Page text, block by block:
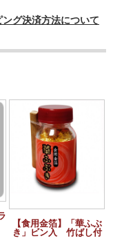
ング決済方法について
【食用金箔】「華ふぶ
き」ビン入 竹ばし付